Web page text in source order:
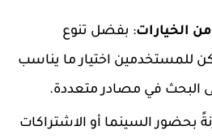
الخيارات: بفضل تنوع
للمستخدمين اختيار ما يناسب
البحث في مصادر متعددة.
بحضور السينما أو الاشتراكات